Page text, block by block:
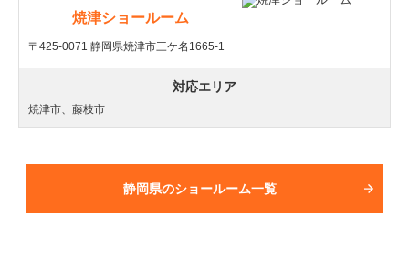
焼津ショールーム
〒425-0071 静岡県焼津市三ケ名1665-1
対応エリア
焼津市、藤枝市
静岡県のショールーム一覧